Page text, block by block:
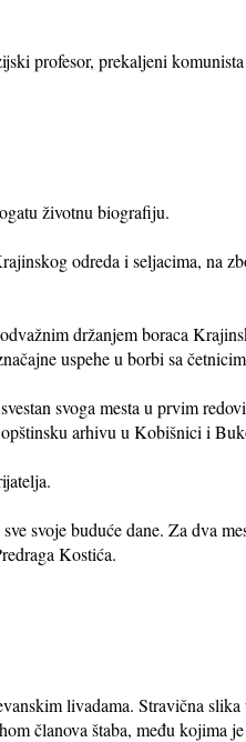
profesor, prekaljeni
životnu biografiju.
odreda i seljacima, na
držanjem boraca
uspehe u borbi sa
svoga mesta u prvim
arhivu u Kobišnici i
svoje buduće dane. Za dva
Kostića.
livadama. Stravična
članova štaba, među kojima